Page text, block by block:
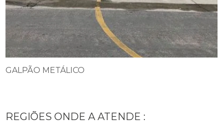
GALPÃO METÁLICO
REGIÕES ONDE A ATENDE :